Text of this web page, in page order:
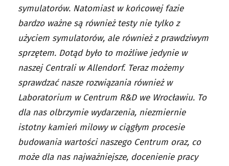
symulatorów. Natomiast w końcowej fazie
bardzo ważne są również testy nie tylko z
użyciem symulatorów, ale również z prawdziwym
sprzętem. Dotąd było to możliwe jedynie w
naszej Centrali w Allendorf. Teraz możemy
sprawdzać nasze rozwiązania również w
Laboratorium w Centrum R&D we Wrocławiu. To
dla nas olbrzymie wydarzenia, niezmiernie
istotny kamień milowy w ciągłym procesie
budowania wartości naszego Centrum oraz, co
może dla nas najważniejsze, docenienie pracy